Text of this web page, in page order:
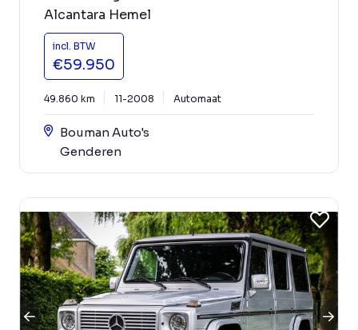
Alcantara Hemel
incl. BTW
€59.950
49.860 km 11-2008 Automaat
Bouman Auto's
Genderen